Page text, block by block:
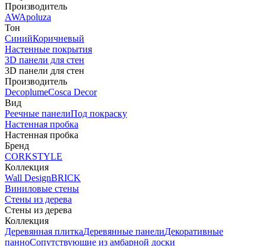
Производитель
AWApoluza
Тон
СинийКоричневый
Настенные покрытия
3D панели для стен
3D панели для стен
Производитель
DecoplumeCosca Decor
Вид
Реечные панелиПод покраску
Настенная пробка
Настенная пробка
Бренд
CORKSTYLE
Коллекция
Wall DesignBRICK
Виниловые стены
Стены из дерева
Стены из дерева
Коллекция
Деревянная плиткаДеревянные панелиДекоративные
панноСопутствующие из амбарной доски